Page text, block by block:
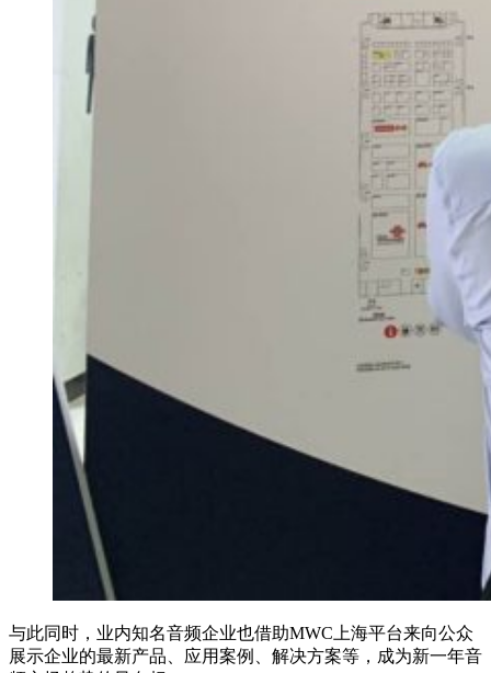
与此同时，业内知名音频企业也借助MWC上海平台来向公众
展示企业的最新产品、应用案例、解决方案等，成为新一年音